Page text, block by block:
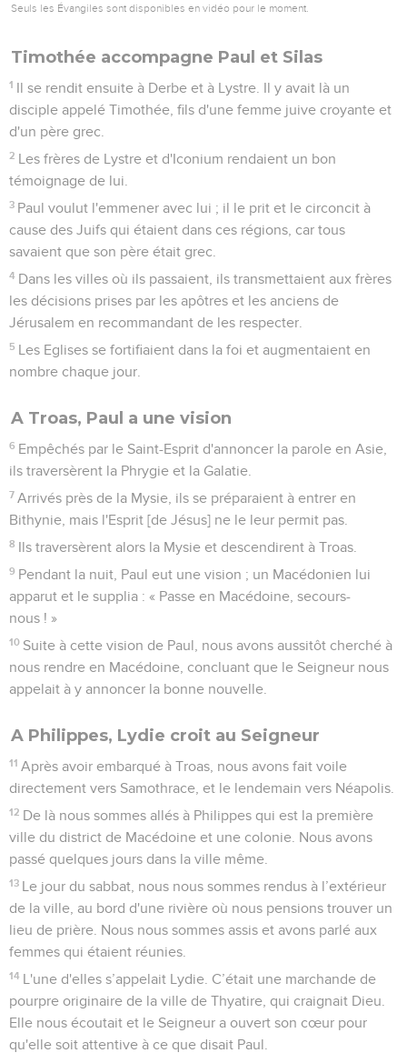
Seuls les Évangiles sont disponibles en vidéo pour le moment.
Timothée accompagne Paul et Silas
1 Il se rendit ensuite à Derbe et à Lystre. Il y avait là un
disciple appelé Timothée, fils d'une femme juive croyante et
d'un père grec.
2 Les frères de Lystre et d'Iconium rendaient un bon
témoignage de lui.
3 Paul voulut l'emmener avec lui ; il le prit et le circoncit à
cause des Juifs qui étaient dans ces régions, car tous
savaient que son père était grec.
4 Dans les villes où ils passaient, ils transmettaient aux frères
les décisions prises par les apôtres et les anciens de
Jérusalem en recommandant de les respecter.
5 Les Eglises se fortifiaient dans la foi et augmentaient en
nombre chaque jour.
A Troas, Paul a une vision
6 Empêchés par le Saint-Esprit d'annoncer la parole en Asie,
ils traversèrent la Phrygie et la Galatie.
7 Arrivés près de la Mysie, ils se préparaient à entrer en
Bithynie, mais l'Esprit [de Jésus] ne le leur permit pas.
8 Ils traversèrent alors la Mysie et descendirent à Troas.
9 Pendant la nuit, Paul eut une vision ; un Macédonien lui
apparut et le supplia : « Passe en Macédoine, secours-
nous ! »
10 Suite à cette vision de Paul, nous avons aussitôt cherché à
nous rendre en Macédoine, concluant que le Seigneur nous
appelait à y annoncer la bonne nouvelle.
A Philippes, Lydie croit au Seigneur
11 Après avoir embarqué à Troas, nous avons fait voile
directement vers Samothrace, et le lendemain vers Néapolis.
12 De là nous sommes allés à Philippes qui est la première
ville du district de Macédoine et une colonie. Nous avons
passé quelques jours dans la ville même.
13 Le jour du sabbat, nous nous sommes rendus à l’extérieur
de la ville, au bord d'une rivière où nous pensions trouver un
lieu de prière. Nous nous sommes assis et avons parlé aux
femmes qui étaient réunies.
14 L'une d'elles s’appelait Lydie. C’était une marchande de
pourpre originaire de la ville de Thyatire, qui craignait Dieu.
Elle nous écoutait et le Seigneur a ouvert son cœur pour
qu'elle soit attentive à ce que disait Paul.